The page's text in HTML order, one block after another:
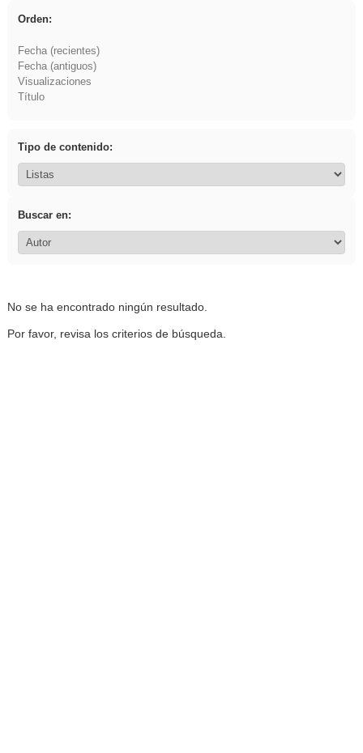
Orden:
Fecha (recientes)
Fecha (antiguos)
Visualizaciones
Título
Tipo de contenido:
Buscar en:
No se ha encontrado ningún resultado.
Por favor, revisa los criterios de búsqueda.